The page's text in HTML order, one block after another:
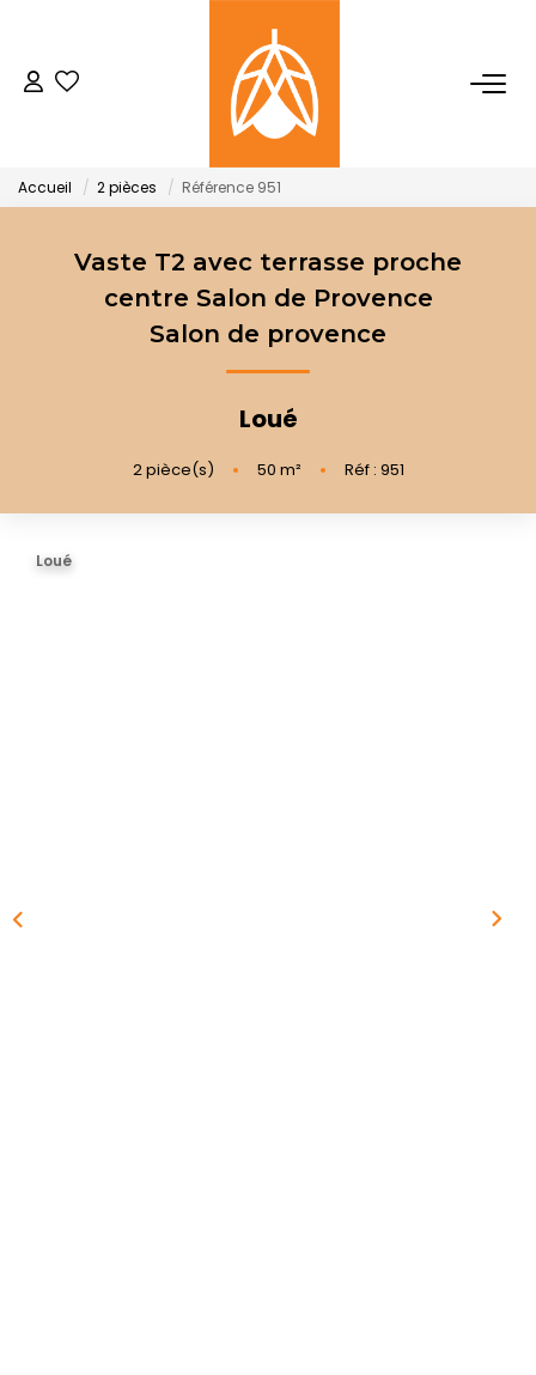
NOTRE AGENCE
Qui Sommes-Nous
Nos Actualités
ACHETER
LOUER
GESTION
Accueil 2 pièces Référence 951
Vaste T2 avec terrasse proche
centre Salon de Provence
Salon de provence
Loué
2pièce(s) • 50 m² • Réf : 951
Loué